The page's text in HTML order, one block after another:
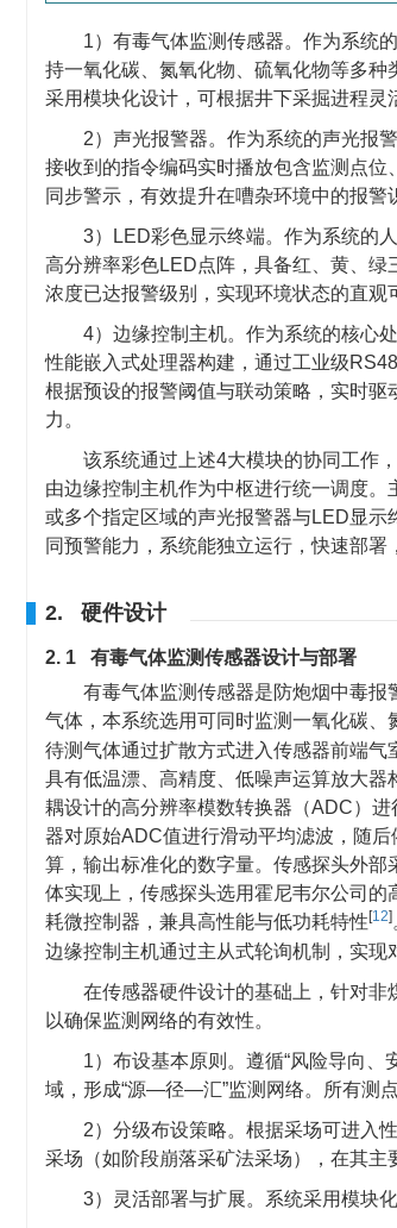
1）有毒气体监测传感器。作为系统
持一氧化碳、氮氧化物、硫氧化物等多
采用模块化设计，可根据井下采掘进程灵
2）声光报警器。作为系统的声光报
接收到的指令编码实时播放包含监测点
同步警示，有效提升在嘈杂环境中的报
3）LED彩色显示终端。作为系统的
高分辨率彩色LED点阵，具备红、黄、
浓度已达报警级别，实现环境状态的直观
4）边缘控制主机。作为系统的核心
性能嵌入式处理器构建，通过工业级
根据预设的报警阈值与联动策略，实时
力。
该系统通过上述4大模块的协同工作
由边缘控制主机作为中枢进行统一调度
或多个指定区域的声光报警器与LED显示
同预警能力，系统能独立运行，快速部署
2. 硬件设计
2. 1 有毒气体监测传感器设计与部署
有毒气体监测传感器是防炮烟中毒
气体，本系统选用可同时监测一氧化碳
待测气体通过扩散方式进入传感器前端
具有低温漂、高精度、低噪声运算放大
耦设计的高分辨率模数转换器（ADC）
器对原始ADC值进行滑动平均滤波，随
算，输出标准化的数字量。传感探头外
体实现上，传感探头选用霍尼韦尔公司
耗微控制器，兼具高性能与低功耗特性 [12]
边缘控制主机通过主从式轮询机制，实现
在传感器硬件设计的基础上，针对非
以确保监测网络的有效性。
1）布设基本原则。遵循“风险导向
域，形成“源—径—汇”监测网络。所有测
2）分级布设策略。根据采场可进入
采场（如阶段崩落采矿法采场），在其主
3）灵活部署与扩展。系统采用模块